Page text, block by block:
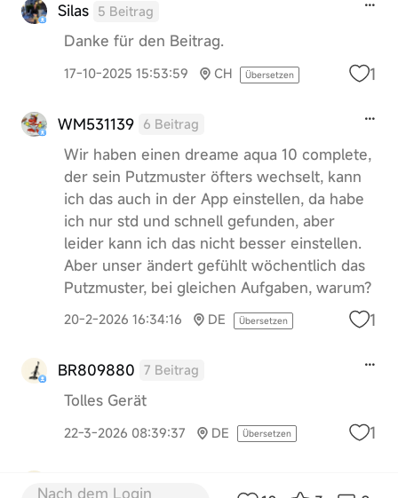
Silas 5 Beitrag
Danke für den Beitrag.
17-10-2025 15:53:59 CH Übersetzen 1
WM531139 6 Beitrag
Wir haben einen dreame aqua 10 complete,
der sein Putzmuster öfters wechselt, kann
ich das auch in der App einstellen, da habe
ich nur std und schnell gefunden, aber
leider kann ich das nicht besser einstellen.
Aber unser ändert gefühlt wöchentlich das
Putzmuster, bei gleichen Aufgaben, warum?
20-2-2026 16:34:16 DE Übersetzen 1
BR809880 7 Beitrag
Tolles Gerät
22-3-2026 08:39:37 DE Übersetzen 1
TF998802 8 Beitrag
Nach dem Login